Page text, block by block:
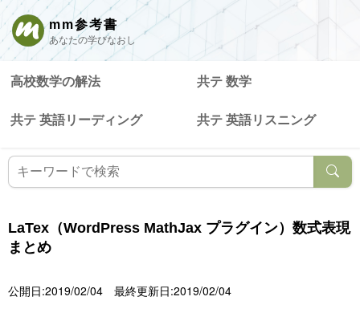
mm参考書
あなたの学びなおし
高校数学の解法 共テ 数学
共テ 英語リーディング 共テ 英語リスニング
LaTex（WordPress MathJax プラグイン）数式表現
まとめ
公開日:2019/02/04 最終更新日:2019/02/04